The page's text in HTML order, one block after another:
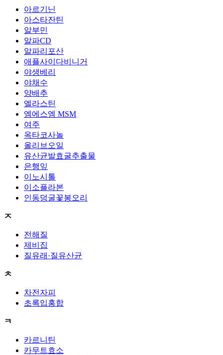
아르기닌
아스타잔틴
알부민
알파CD
알파리포산
애플사이다비니거
야생베리
야채수
양배추
엘라스틴
엠에스엠 MSM
여주
옥타코사놀
올리브오일
유산균발효굴추출물
은행잎
이노시톨
이소플라본
인동덩굴꽃봉오리
ㅈ
전해질
제비집
질유래·질유산균
ㅊ
차전자피
초록입홍합
ㅋ
카르니틴
카무트효소